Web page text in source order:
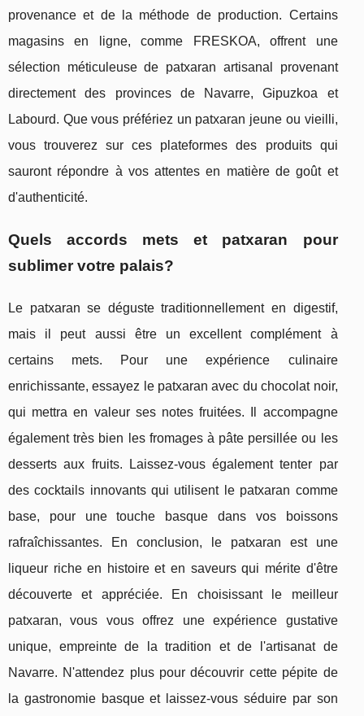
provenance et de la méthode de production. Certains
magasins en ligne, comme FRESKOA, offrent une
sélection méticuleuse de patxaran artisanal provenant
directement des provinces de Navarre, Gipuzkoa et
Labourd. Que vous préfériez un patxaran jeune ou vieilli,
vous trouverez sur ces plateformes des produits qui
sauront répondre à vos attentes en matière de goût et
d'authenticité.
Quels accords mets et patxaran pour
sublimer votre palais?
Le patxaran se déguste traditionnellement en digestif,
mais il peut aussi être un excellent complément à
certains mets. Pour une expérience culinaire
enrichissante, essayez le patxaran avec du chocolat noir,
qui mettra en valeur ses notes fruitées. Il accompagne
également très bien les fromages à pâte persillée ou les
desserts aux fruits. Laissez-vous également tenter par
des cocktails innovants qui utilisent le patxaran comme
base, pour une touche basque dans vos boissons
rafraîchissantes. En conclusion, le patxaran est une
liqueur riche en histoire et en saveurs qui mérite d'être
découverte et appréciée. En choisissant le meilleur
patxaran, vous vous offrez une expérience gustative
unique, empreinte de la tradition et de l'artisanat de
Navarre. N'attendez plus pour découvrir cette pépite de
la gastronomie basque et laissez-vous séduire par son